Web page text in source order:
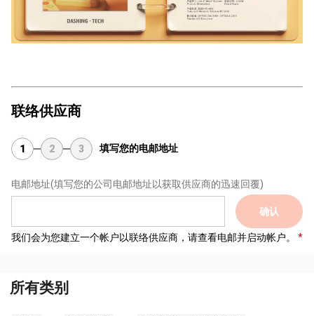
联络供应商
1 2 3 填写您的电邮地址
电邮地址(填写您的公司电邮地址以获取供应商的迅速回覆)
确认
我们会为您建立一个帐户以联络供应商，请查看电邮并启动帐户。
所有类别